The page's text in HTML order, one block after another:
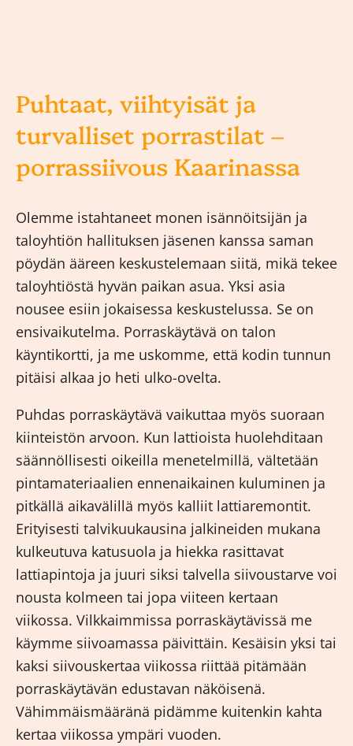
Puhtaat, viihtyisät ja
turvalliset porrastilat –
porrassiivous Kaarinassa
Olemme istahtaneet monen isännöitsijän ja
taloyhtiön hallituksen jäsenen kanssa saman
pöydän ääreen keskustelemaan siitä, mikä tekee
taloyhtiöstä hyvän paikan asua. Yksi asia
nousee esiin jokaisessa keskustelussa. Se on
ensivaikutelma. Porraskäytävä on talon
käyntikortti, ja me uskomme, että kodin tunnun
pitäisi alkaa jo heti ulko-ovelta.
Puhdas porraskäytävä vaikuttaa myös suoraan
kiinteistön arvoon. Kun lattioista huolehditaan
säännöllisesti oikeilla menetelmillä, vältetään
pintamateriaalien ennenaikainen kuluminen ja
pitkällä aikavälillä myös kalliit lattiaremontit.
Erityisesti talvikuukausina jalkineiden mukana
kulkeutuva katusuola ja hiekka rasittavat
lattiapintoja ja juuri siksi talvella siivoustarve voi
nousta kolmeen tai jopa viiteen kertaan
viikossa. Vilkkaimmissa porraskäytävissä me
käymme siivoamassa päivittäin. Kesäisin yksi tai
kaksi siivouskertaa viikossa riittää pitämään
porraskäytävän edustavan näköisenä.
Vähimmäismääränä pidämme kuitenkin kahta
kertaa viikossa ympäri vuoden.